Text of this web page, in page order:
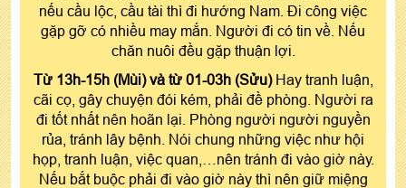
nếu cầu lộc, cầu tài thì đi hướng Nam. Đi công việc
gặp gỡ có nhiều may mắn. Người đi có tin về. Nếu
chăn nuôi đều gặp thuận lợi.
Từ 13h-15h (Mùi) và từ 01-03h (Sửu) Hay tranh luận,
cãi cọ, gây chuyện đói kém, phải đề phòng. Người ra
đi tốt nhất nên hoãn lại. Phòng người người nguyền
rủa, tránh lây bệnh. Nói chung những việc như hội
họp, tranh luận, việc quan,…nên tránh đi vào giờ này.
Nếu bắt buộc phải đi vào giờ này thì nên giữ miệng